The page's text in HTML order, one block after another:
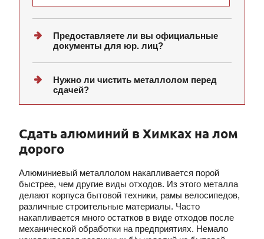
Предоставляете ли вы официальные
документы для юр. лиц?
Нужно ли чистить металлолом перед
сдачей?
Сдать алюминий в Химках на лом
дорого
Алюминиевый металлолом накапливается порой
быстрее, чем другие виды отходов. Из этого металла
делают корпуса бытовой техники, рамы велосипедов,
различные строительные материалы. Часто
накапливается много остатков в виде отходов после
механической обработки на предприятиях. Немало